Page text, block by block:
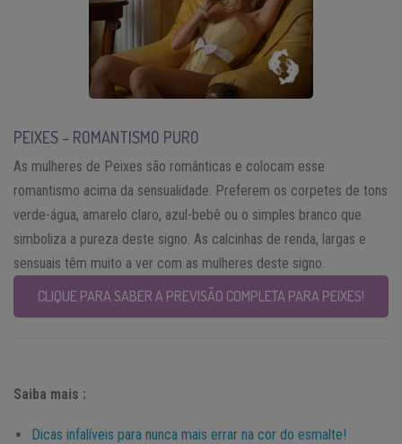
PEIXES – ROMANTISMO PURO
As mulheres de Peixes são românticas e colocam esse
romantismo acima da sensualidade. Preferem os corpetes de tons
verde-água, amarelo claro, azul-bebê ou o simples branco que
simboliza a pureza deste signo. As calcinhas de renda, largas e
sensuais têm muito a ver com as mulheres deste signo.
CLIQUE PARA SABER A PREVISÃO COMPLETA PARA PEIXES!
Saiba mais :
Dicas infalíveis para nunca mais errar na cor do esmalte!